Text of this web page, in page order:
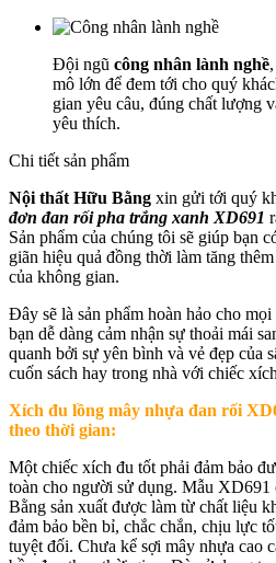
Đội ngũ công nhân lành nghề
mô lớn để đem tới cho quý
gian yêu câu, đúng chất lượng
yêu thích.
Chi tiết sản phẩm
Nội thất Hữu Bằng xin gửi tới quý
đơn đan rối pha trắng xanh XD691
Sản phẩm của chúng tôi sẽ giúp bạn
giãn hiệu quả đồng thời làm tăng
của không gian.
Đây sẽ là sản phẩm hoàn hảo cho
bạn dễ dàng cảm nhận sự thoải mái
quanh bởi sự yên bình và vẻ đẹp của
cuốn sách hay trong nhà với chiếc
Xích đu lồng mây nhựa đan rối
theo thời gian:
Một chiếc xích đu tốt phải đảm bảo
toàn cho người sử dụng. Mẫu XD691
Bằng sản xuất được làm từ chất liệu
đảm bảo bền bỉ, chắc chắn, chịu lực
tuyệt đối. Chưa kể sợi mây nhựa cao